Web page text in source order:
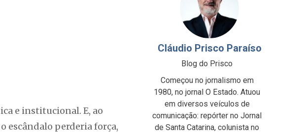
e institucional. E, ao
escândalo perderia força,
Cláudio Prisco Paraíso
Blog do Prisco
Começou no jornalismo em
1980, no jornal O Estado. Atuou
em diversos veículos de
comunicação: repórter no Jornal
de Santa Catarina, colunista no